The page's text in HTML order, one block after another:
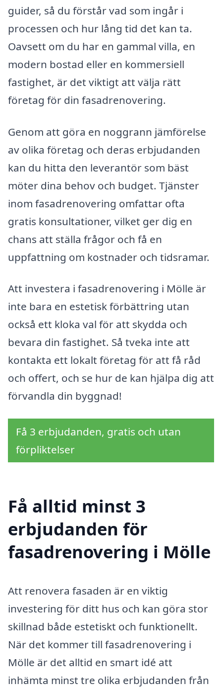
guider, så du förstår vad som ingår i
processen och hur lång tid det kan ta.
Oavsett om du har en gammal villa, en
modern bostad eller en kommersiell
fastighet, är det viktigt att välja rätt
företag för din fasadrenovering.
Genom att göra en noggrann jämförelse
av olika företag och deras erbjudanden
kan du hitta den leverantör som bäst
möter dina behov och budget. Tjänster
inom fasadrenovering omfattar ofta
gratis konsultationer, vilket ger dig en
chans att ställa frågor och få en
uppfattning om kostnader och tidsramar.
Att investera i fasadrenovering i Mölle är
inte bara en estetisk förbättring utan
också ett kloka val för att skydda och
bevara din fastighet. Så tveka inte att
kontakta ett lokalt företag för att få råd
och offert, och se hur de kan hjälpa dig att
förvandla din byggnad!
Få 3 erbjudanden, gratis och utan
förpliktelser
Få alltid minst 3
erbjudanden för
fasadrenovering i Mölle
Att renovera fasaden är en viktig
investering för ditt hus och kan göra stor
skillnad både estetiskt och funktionellt.
När det kommer till fasadrenovering i
Mölle är det alltid en smart idé att
inhämta minst tre olika erbjudanden från